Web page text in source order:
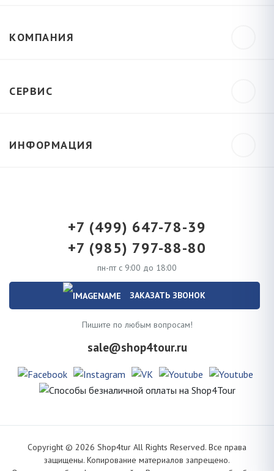
КОМПАНИЯ
СЕРВИС
ИНФОРМАЦИЯ
+7 (499) 647-78-39
+7 (985) 797-88-80
пн-пт с 9:00 до 18:00
ЗАКАЗАТЬ ЗВОНОК
Пишите по любым вопросам!
sale@shop4tour.ru
Copyright © 2026 Shop4tur All Rights Reserved. Все права
защищены. Копирование материалов запрещено.